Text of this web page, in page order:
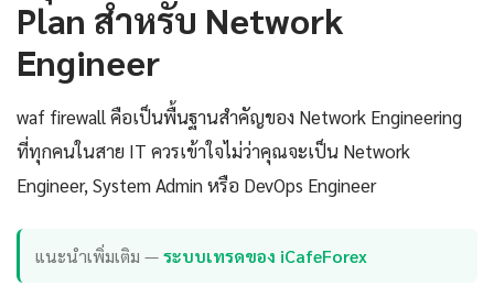
Plan สำหรับ Network
Engineer
waf firewall คือเป็นพื้นฐานสำคัญของ Network Engineering
ที่ทุกคนในสาย IT ควรเข้าใจไม่ว่าคุณจะเป็น Network
Engineer, System Admin หรือ DevOps Engineer
แนะนำเพิ่มเติม —ระบบเทรดของ iCafeForex